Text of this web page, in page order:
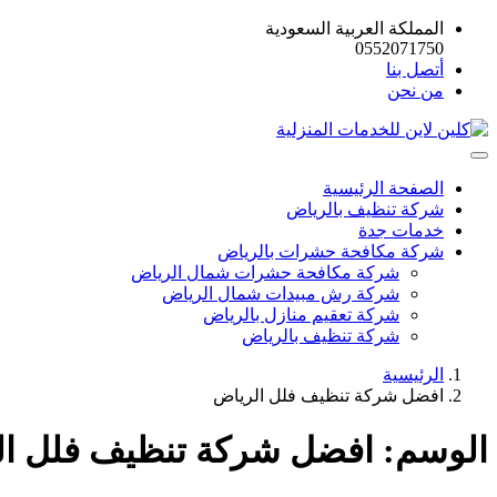
المملكة العربية السعودية
0552071750
أتصل بنا
من نحن
الصفحة الرئيسية
شركة تنظيف بالرياض
خدمات جدة
شركة مكافحة حشرات بالرياض
شركة مكافحة حشرات شمال الرياض
شركة رش مبيدات شمال الرياض
شركة تعقيم منازل بالرياض
شركة تنظيف بالرياض
الرئيسية
افضل شركة تنظيف فلل الرياض
الوسم: افضل شركة تنظيف فلل